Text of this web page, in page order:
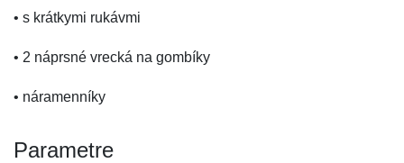
• s krátkymi rukávmi
• 2 náprsné vrecká na gombíky
• náramenníky
Parametre